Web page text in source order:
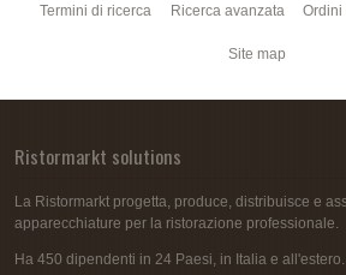
Termini di ricerca Ricerca avanzata Ordini
Site map
Ristormarkt solutions
La Ristormarkt progetta, produce, distribuisce e
apparecchiature per la ristorazione professionale.
Ha 450 dipendenti in 24 Paesi, in Italia e all'estero.